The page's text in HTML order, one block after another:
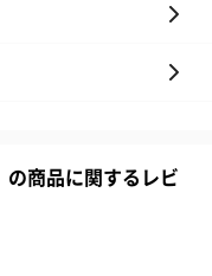
の商品に関するレビ